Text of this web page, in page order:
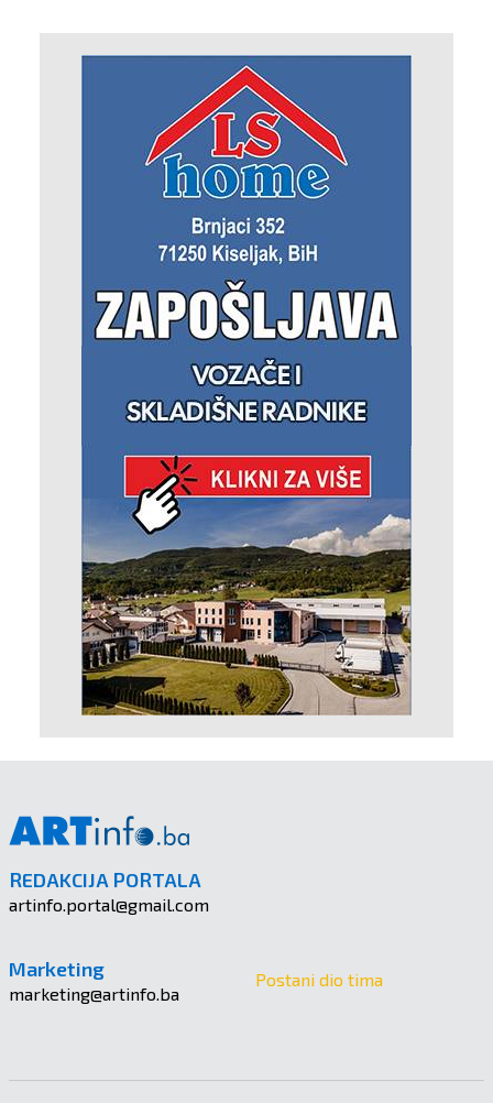
REDAKCIJA PORTALA
artinfo.portal@gmail.com
Marketing
marketing@artinfo.ba
Postani dio tima